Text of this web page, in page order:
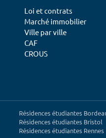
Loi et contrats
Marché immobilier
Ville par ville
CAF
CROUS
Résidences étudiantes
Résidences étudiantes Bristol
Résidences étudiantes Rennes